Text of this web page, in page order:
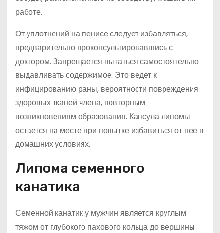
работе.
От уплотнений на пенисе следует избавляться,
предварительно проконсультировавшись с
доктором. Запрещается пытаться самостоятельно
выдавливать содержимое. Это ведет к
инфицированию раны, вероятности повреждения
здоровых тканей члена, повторным
возникновениям образования. Капсула липомы
остается на месте при попытке избавиться от нее в
домашних условиях.
Липома семенного
канатика
Семенной канатик у мужчин является круглым
тяжом от глубокого пахового кольца до вершины